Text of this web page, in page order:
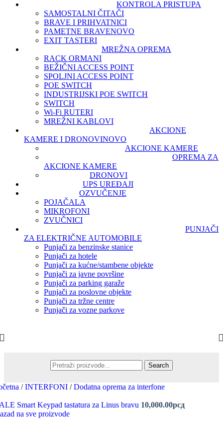
KONTROLA PRISTUPA
SAMOSTALNI ČITAČI
BRAVE I PRIHVATNICI
PAMETNE BRAVENOVO
EXIT TASTERI
MREŽNA OPREMA
RACK ORMANI
BEŽIČNI ACCESS POINT
SPOLJNI ACCESS POINT
POE SWITCH
INDUSTRIJSKI POE SWITCH
SWITCH
Wi-Fi RUTERI
MREŽNI KABLOVI
AKCIONE
KAMERE I DRONOVINOVO
AKCIONE KAMERE
OPREMA ZA
AKCIONE KAMERE
DRONOVI
UPS UREĐAJI
OZVUČENJE
POJAČALA
MIKROFONI
ZVUČNICI
PUNJAČI
ZA ELEKTRIČNE AUTOMOBILE
Punjači za benzinske stanice
Punjači za hotele
Punjači za kućne/stambene objekte
Punjači za javne površine
Punjači za parking garaže
Punjači za poslovne objekte
Punjači za tržne centre
Punjači za vozne parkove
Search
/ INTERFONI / Dodatna oprema za interfone
Smart Keypad tastatura za Linus bravu 10,000.00рсд
na sve proizvode